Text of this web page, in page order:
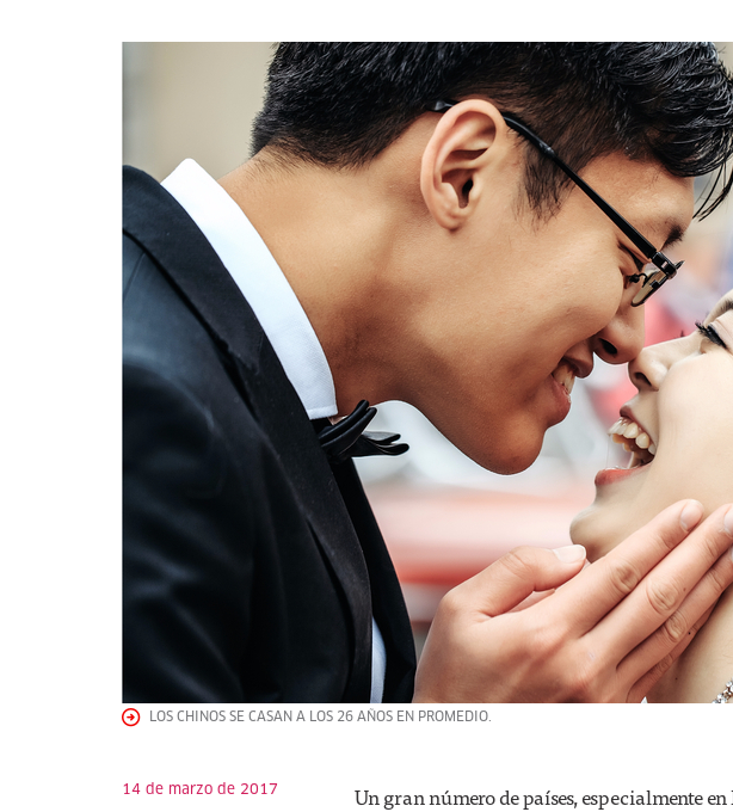
LOS CHINOS SE CASAN A LOS 26 AÑOS EN PROMEDIO.
14 de marzo de 2017
Un gran número de países, especialmente